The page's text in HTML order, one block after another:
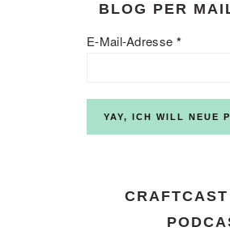
BLOG PER
E-Mail-Adresse *